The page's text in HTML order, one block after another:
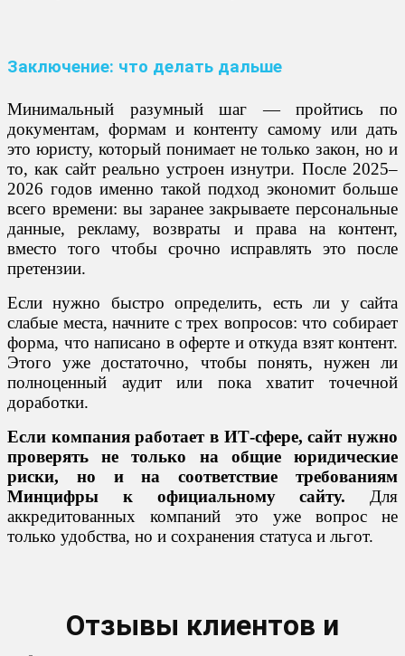
Заключение: что делать дальше
Минимальный разумный шаг — пройтись по
документам, формам и контенту самому или дать
это юристу, который понимает не только закон, но и
то, как сайт реально устроен изнутри. После 2025–
2026 годов именно такой подход экономит больше
всего времени: вы заранее закрываете персональные
данные, рекламу, возвраты и права на контент,
вместо того чтобы срочно исправлять это после
претензии.
Если нужно быстро определить, есть ли у сайта
слабые места, начните с трех вопросов: что собирает
форма, что написано в оферте и откуда взят контент.
Этого уже достаточно, чтобы понять, нужен ли
полноценный аудит или пока хватит точечной
доработки.
Если компания работает в ИТ-сфере, сайт нужно
проверять не только на общие юридические
риски, но и на соответствие требованиям
Минцифры к официальному сайту. Для
аккредитованных компаний это уже вопрос не
только удобства, но и сохранения статуса и льгот.
Отзывы клиентов и